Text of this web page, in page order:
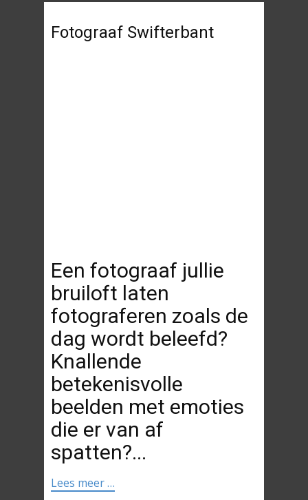
Fotograaf Swifterbant
Een fotograaf jullie
bruiloft laten
fotograferen zoals de
dag wordt beleefd?
Knallende
betekenisvolle
beelden met emoties
die er van af
spatten?...
Lees meer …